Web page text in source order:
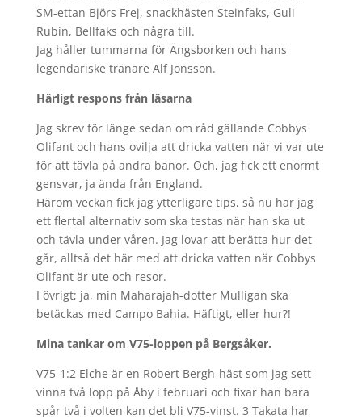
SM-ettan Björs Frej, snackhästen Steinfaks, Guli
Rubin, Bellfaks och några till.
Jag håller tummarna för Ängsborken och hans
legendariske tränare Alf Jonsson.
Härligt respons från läsarna
Jag skrev för länge sedan om råd gällande Cobbys
Olifant och hans ovilja att dricka vatten när vi var ute
för att tävla på andra banor. Och, jag fick ett enormt
gensvar, ja ända från England.
Härom veckan fick jag ytterligare tips, så nu har jag
ett flertal alternativ som ska testas när han ska ut
och tävla under våren. Jag lovar att berätta hur det
går, alltså det här med att dricka vatten när Cobbys
Olifant är ute och resor.
I övrigt; ja, min Maharajah-dotter Mulligan ska
betäckas med Campo Bahia. Häftigt, eller hur?!
Mina tankar om V75-loppen på Bergsåker.
V75-1:2 Elche är en Robert Bergh-häst som jag sett
vinna två lopp på Åby i februari och fixar han bara
spår två i volten kan det bli V75-vinst. 3 Takata har